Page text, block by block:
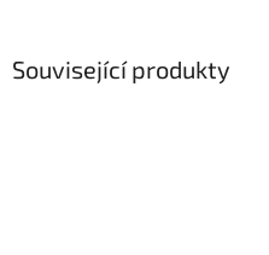
Související produkty